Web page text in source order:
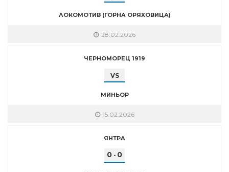
ЛОКОМОТИВ (ГОРНА ОРЯХОВИЦА)
28.02.2026
ЧЕРНОМОРЕЦ 1919
VS
МИНЬОР
15.02.2026
ЯНТРА
0 - 0